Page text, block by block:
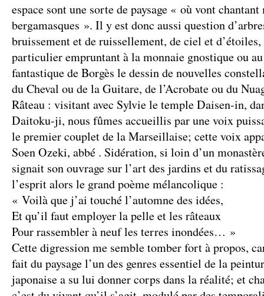
espace sont une sorte de paysage « où vont chantant
bergamasques ». Il y est donc aussi question
bruissement et de ruissellement, de ciel et d’étoiles,
particulier empruntant à la monnaie gnostique ou
fantastique de Borgès le dessin de nouvelles
du Cheval ou de la Guitare, de l’Acrobate ou du
Râteau : visitant avec Sylvie le temple Daisen-in,
Daitoku-ji, nous fûmes accueillis par une voix
le premier couplet de la Marseillaise; cette voix
Soen Ozeki, abbé . Sidération, si loin d’un
signait son ouvrage sur l’art des jardins et du
l’esprit alors le grand poème mélancolique :
« Voilà que j’ai touché l’automne des idées,
Et qu’il faut employer la pelle et les râteaux
Pour rassembler à neuf les terres inondées… »
Cette digression me semble tomber fort à propos,
fait du paysage l’un des genres essentiel de la
japonaise a su lui donner corps dans la réalité; et